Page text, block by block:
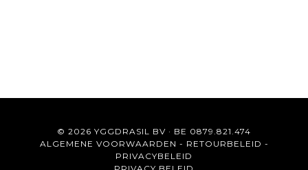
© 2026 YGGDRASIL BV · BE 0879.821.474
ALGEMENE VOORWAARDEN - RETOURBELEID -
PRIVACYBELEID